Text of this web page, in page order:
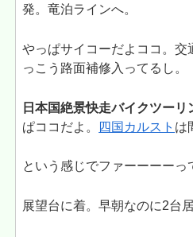
発。竜泊ラインへ。
やっぱサイコーだよココ。交
っこう路面補修入ってるし。
日本国絶景快走バイクツーリ
ぱココだよ。
四国カルスト は
という感じでファーーーーっ
展望台に着。早朝なのに2台